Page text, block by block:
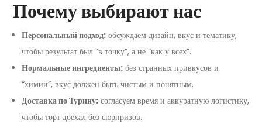
Почему выбирают нас
Персональный подход: обсуждаем дизайн, вкус и тематику,
чтобы результат был “в точку”, а не “как у всех”.
Нормальные ингредиенты: без странных привкусов и
“химии”, вкус должен быть чистым и понятным.
Доставка по Турину: согласуем время и аккуратную логистику,
чтобы торт доехал без сюрпризов.